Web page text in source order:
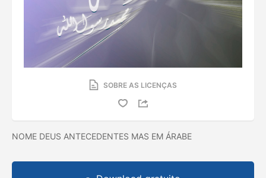
SOBRE AS LICENÇAS
NOME DEUS ANTECEDENTES MAS EM ÁRABE